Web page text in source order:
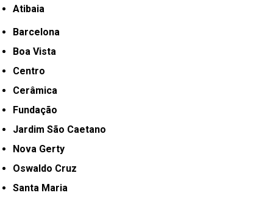
Atibaia
Barcelona
Boa Vista
Centro
Cerâmica
Fundação
Jardim São Caetano
Nova Gerty
Oswaldo Cruz
Santa Maria